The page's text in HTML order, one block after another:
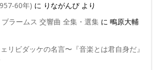
60年) に りながんぴより
ラームス 交響曲 全集・選集 に 鴫原大輔
リビダッケの名言〜『音楽とは君自身だ』